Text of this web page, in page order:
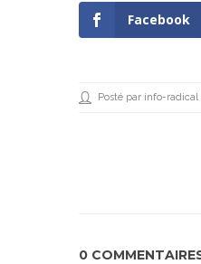
Facebook
Posté par info-radical
0